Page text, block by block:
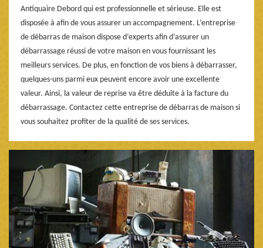
Antiquaire Debord qui est professionnelle et sérieuse. Elle est
disposée à afin de vous assurer un accompagnement. L’entreprise
de débarras de maison dispose d’experts afin d’assurer un
débarrassage réussi de votre maison en vous fournissant les
meilleurs services. De plus, en fonction de vos biens à débarrasser,
quelques-uns parmi eux peuvent encore avoir une excellente
valeur. Ainsi, la valeur de reprise va être déduite à la facture du
débarrassage. Contactez cette entreprise de débarras de maison si
vous souhaitez profiter de la qualité de ses services.